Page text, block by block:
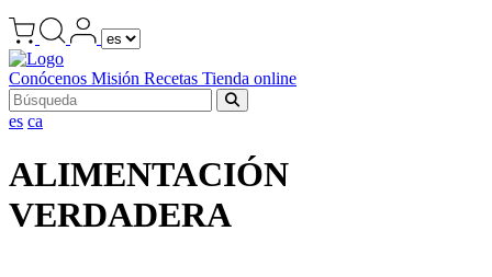
Conócenos Misión Recetas Tienda online
es ca
ALIMENTACIÓN
VERDADERA